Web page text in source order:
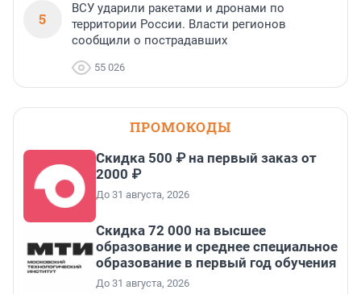
5
ВСУ ударили ракетами и дронами по
территории России. Власти регионов
сообщили о пострадавших
55 026
ПРОМОКОДЫ
Скидка 500 ₽ на первый заказ от
2000 ₽
До 31 августа, 2026
Скидка 72 000 на высшее
образование и среднее специальное
образование в первый год обучения
До 31 августа, 2026